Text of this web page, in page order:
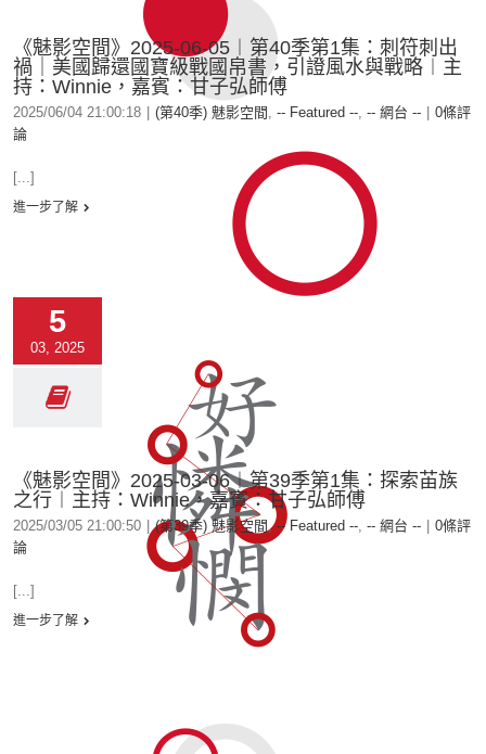
《魅影空間》2025-06-05︱第40季第1集：刺符刺出
禍｜美國歸還國寶級戰國帛書，引證風水與戰略︱主
持：Winnie，嘉賓：甘子弘師傅
2025/06/04 21:00:18 (第40季) 魅影空間 , -- Featured --, -- 網台 --
0條評
論
[...]
進一步了解
5
03, 2025
《魅影空間》2025-03-06︱第39季第1集：探索苖族
之行︱主持：Winnie，嘉賓：甘子弘師傅
2025/03/05 21:00:50 (第39季) 魅影空間,-- Featured --, -- 網台 --
0條評
論
[...]
進一步了解